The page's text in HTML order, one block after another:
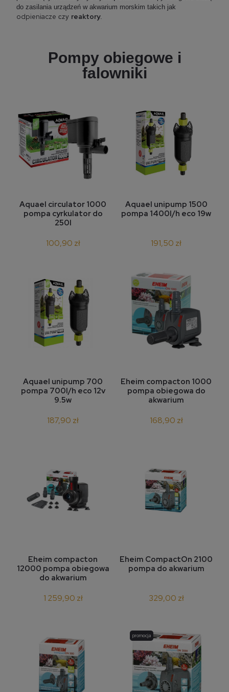
do zasilania urządzeń w akwarium morskim takich jak
odpieniacze czy reaktory.
Pompy obiegowe i
falowniki
Aquael circulator 1000
pompa cyrkulator do
250l
100,90 zł
Aquael unipump 1500
pompa 1400l/h eco 19w
191,50 zł
Aquael unipump 700
pompa 700l/h eco 12v
9.5w
187,90 zł
Eheim compacton 1000
pompa obiegowa do
akwarium
168,90 zł
Eheim compacton
12000 pompa obiegowa
do akwarium
1 259,90 zł
Eheim CompactOn 2100
pompa do akwarium
329,00 zł
promocja